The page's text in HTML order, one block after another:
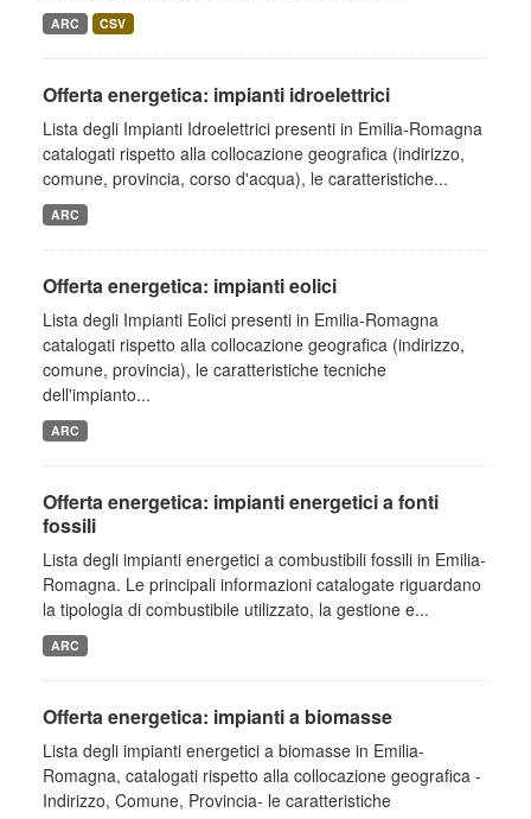
ARC CSV
Offerta energetica: impianti idroelettrici
Lista degli Impianti Idroelettrici presenti in Emilia-Romagna
catalogati rispetto alla collocazione geografica (indirizzo,
comune, provincia, corso d'acqua), le caratteristiche...
ARC
Offerta energetica: impianti eolici
Lista degli Impianti Eolici presenti in Emilia-Romagna
catalogati rispetto alla collocazione geografica (indirizzo,
comune, provincia), le caratteristiche tecniche
dell'impianto...
ARC
Offerta energetica: impianti energetici a fonti
fossili
Lista degli impianti energetici a combustibili fossili in Emilia-
Romagna. Le principali informazioni catalogate riguardano
la tipologia di combustibile utilizzato, la gestione e...
ARC
Offerta energetica: impianti a biomasse
Lista degli impianti energetici a biomasse in Emilia-
Romagna, catalogati rispetto alla collocazione geografica -
Indirizzo, Comune, Provincia- le caratteristiche